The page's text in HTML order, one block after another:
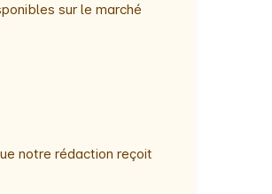
sur le marché
notre rédaction reçoit